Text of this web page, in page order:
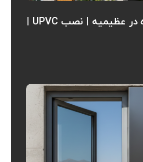
پنجره دوجداره در عظیمیه | نصب UPVC |